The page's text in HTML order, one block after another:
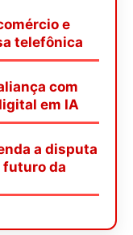
e
telefônica
com
em IA
a disputa
futuro da